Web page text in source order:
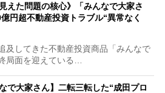
見えた問題の核心》「みんなで大家さ
円超不動産投資トラブル“異常なく
及してきた不動産投資商品「みんなで
局面を迎えている…
で大家さん】二転三転した“成田プロ